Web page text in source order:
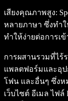
เสียงคุณภาพสูง:
หลายภาษา ซึ่งทำ
ทำให้ง่ายต่อการเ
การผสานรวมที่ไร้
แพลตฟอร์มและอุป
โฟน และอื่นๆ ซึ่งห
เว็บไซต์ อีเมล ไฟ